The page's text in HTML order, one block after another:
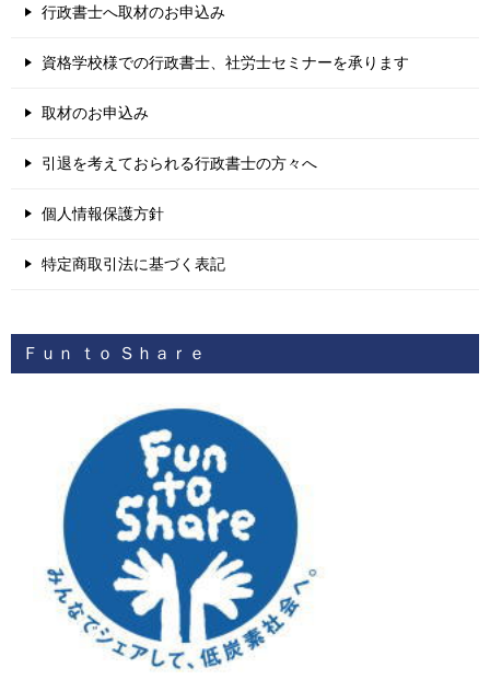
行政書士へ取材のお申込み
資格学校様での行政書士、社労士セミナーを承ります
取材のお申込み
引退を考えておられる行政書士の方々へ
個人情報保護方針
特定商取引法に基づく表記
Ｆｕｎ ｔｏ Ｓｈａｒｅ